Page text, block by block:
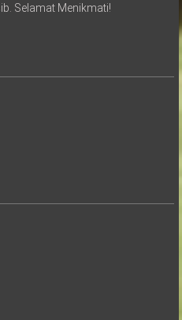
Selamat Menikmati!